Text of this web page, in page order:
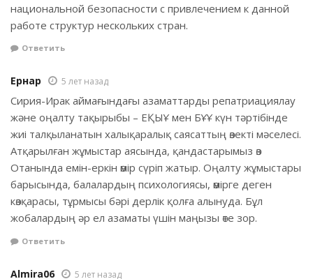
национальной безопасности с привлечением к данной
работе структур нескольких стран.
Ответить
Ернар 5 лет назад
Сирия-Ирак аймағындағы азаматтарды репатриациялау
және оңалту тақырыбы – ЕҚЫҰ мен БҰҰ күн тәртібінде
жиі талқыланатын халықаралық саясаттың өзекті мәселесі.
Атқарылған жұмыстар аясында, қандастарымыз өз
Отанында емін-еркін өмір сүріп жатыр. Оңалту жұмыстары
барысында, балалардың психологиясы, өмірге деген
көзқарасы, тұрмысы бәрі дерлік қолға алынуда. Бұл
жобалардың әр ел азаматы үшін маңызы өте зор.
Ответить
Almira06 5 лет назад